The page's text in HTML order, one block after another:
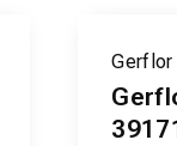
Gerflor